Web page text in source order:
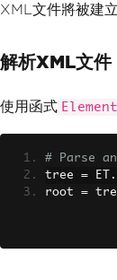
XML文件將被建
解析XML文件
使用函式
# Parse an
tree = ET .
root =